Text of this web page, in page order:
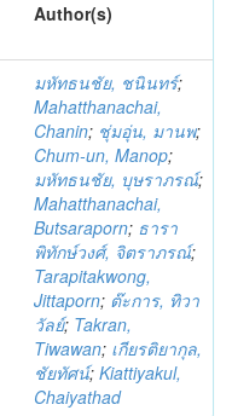
Author(s)
มหัทธนชัย, ชนินทร์;
Mahatthanachai,
Chanin; ชุ่มอุ่น, มานพ;
Chum-un, Manop;
มหัทธนชัย, บุษราภรณ์;
Mahatthanachai,
Butsaraporn; ธารา
พิทักษ์วงศ์, จิตราภรณ์;
Tarapitakwong,
Jittaporn; ต๊ะการ, ทิวา
วัลย์; Takran,
Tiwawan; เกียรติยากุล,
ชัยทัศน์; Kiattiyakul,
Chaiyathad